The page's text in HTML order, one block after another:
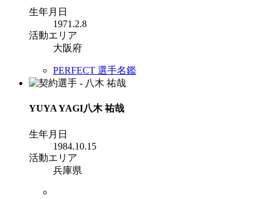
生年月日
1971.2.8
活動エリア
大阪府
PERFECT 選手名鑑
YUYA YAGI八木 祐哉
生年月日
1984.10.15
活動エリア
兵庫県